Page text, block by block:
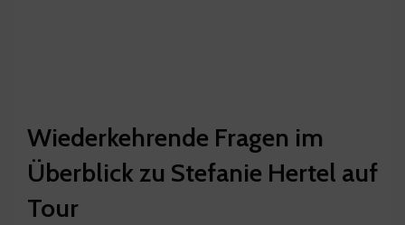
Wiederkehrende Fragen im
Überblick zu Stefanie Hertel auf
Tour